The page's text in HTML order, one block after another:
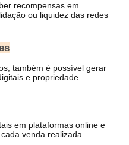
recompensas em
ou liquidez das redes
também é possível gerar
e propriedade
em plataformas online e
venda realizada.